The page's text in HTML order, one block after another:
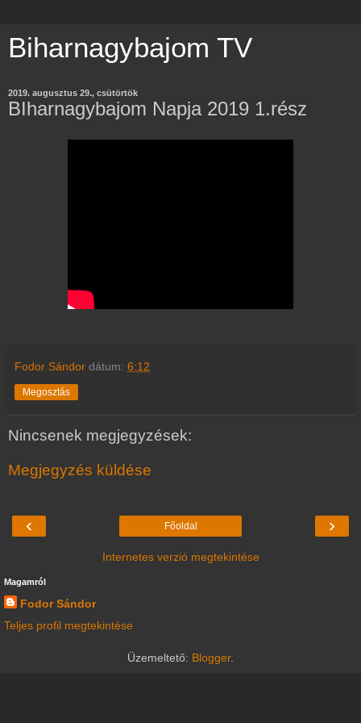
Biharnagybajom TV
2019. augusztus 29., csütörtök
BIharnagybajom Napja 2019 1.rész
Fodor Sándor dátum: 6:12
Megosztás
Nincsenek megjegyzések:
Megjegyzés küldése
‹ ›
Főoldal
Internetes verzió megtekintése
Magamról
Fodor Sándor
Teljes profil megtekintése
Üzemeltető: Blogger.